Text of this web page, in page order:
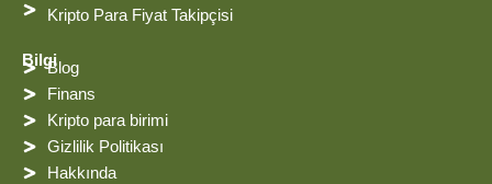
Kripto Para Fiyat Takipçisi
BilgiBlog
Finans
Kripto para birimi
Gizlilik Politikası
Hakkında